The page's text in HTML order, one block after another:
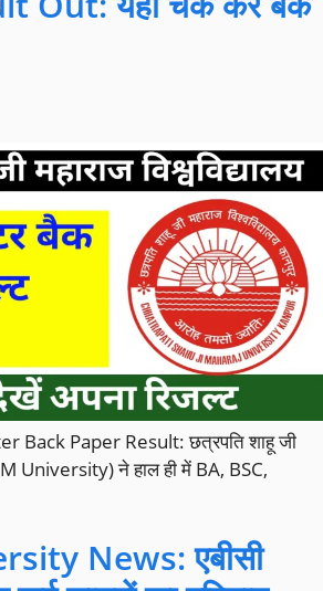
Back Paper Result: छत्रपति शाहू जी
University) ने हाल ही में BA, BSC,
News: एबीसी